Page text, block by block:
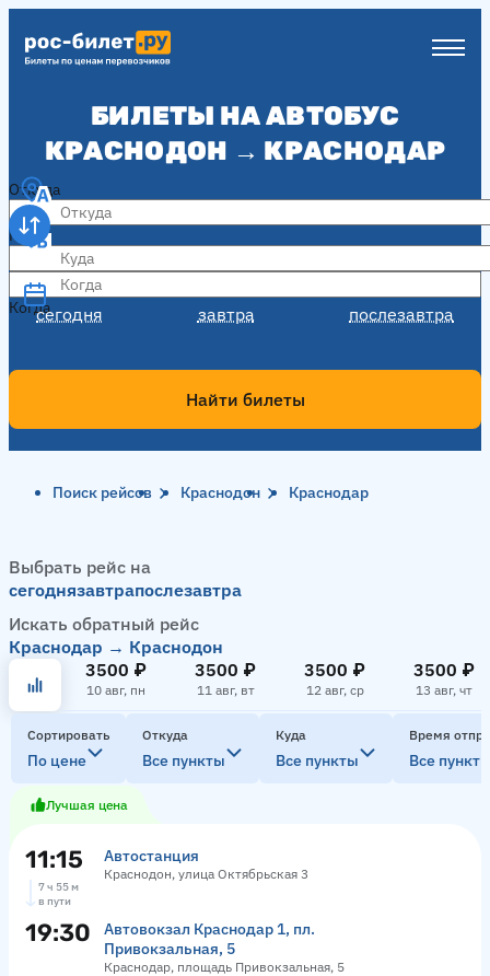
БИЛЕТЫ НА АВТОБУС
КРАСНОДОН → КРАСНОДАР
Откуда
Куда
Когда
сегодня завтра послезавтра
Когда
Найти билеты
Поиск рейсов Краснодон Краснодар
Выбрать рейс на
сегоднязавтрапослезавтра
Искать обратный рейс
Краснодар → Краснодон
3500 ₽
10 авг, пн
3500 ₽
11 авг, вт
3500 ₽
12 авг, ср
3500 ₽
13 авг, чт
Сортировать
По цене
Откуда
Все пункты
Куда
Все пункты
Время
Все
Лучшая цена
11:15 Автостанция
Краснодон, улица Октябрьская 3
7 ч 55 м
в пути
19:30
Автовокзал Краснодар 1, пл.
Привокзальная, 5
Краснодар, площадь Привокзальная, 5